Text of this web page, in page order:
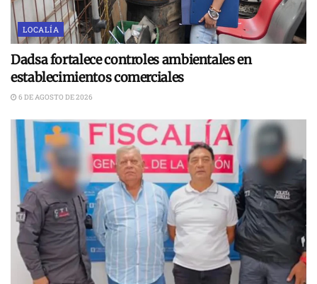
LOCALÍA
Dadsa fortalece controles ambientales en
establecimientos comerciales
6 DE AGOSTO DE 2026